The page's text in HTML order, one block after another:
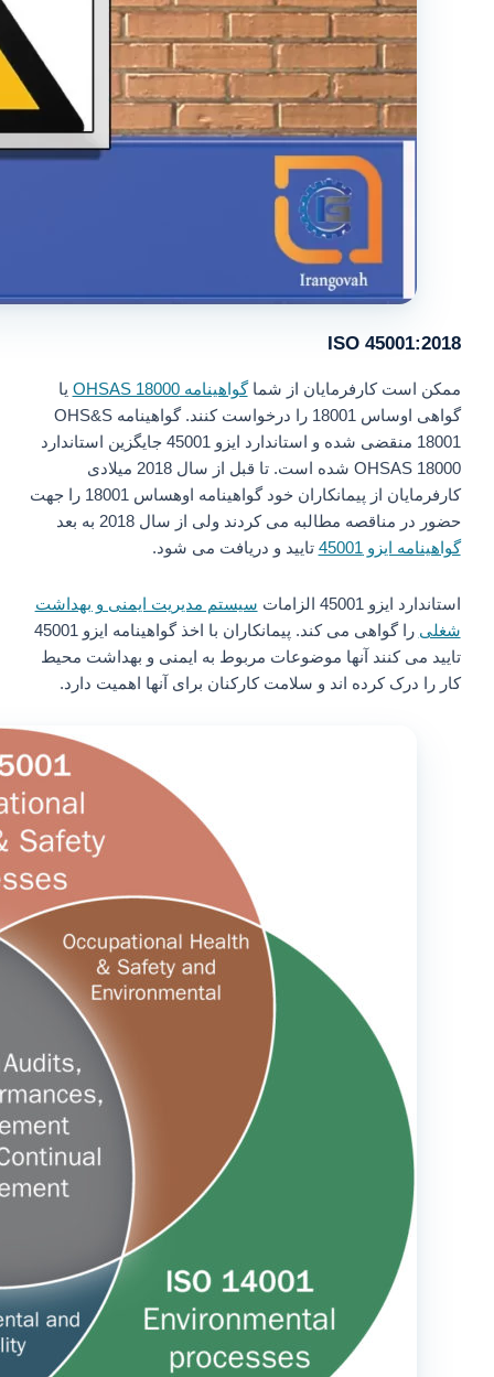
ISO 45001:2018
ممکن است کارفرمایان از شماگواهینامه OHSAS 18000
یا
گواهی اوساس 18001 را درخواست کنند. گواهینامه OHS&S
18001 منقضی شده و استاندارد ایزو 45001 جایگزین استاندارد
OHSAS 18000 شده است. تا قبل از سال 2018 میلادی
کارفرمایان از پیمانکاران خود گواهینامه اوهساس 18001 را جهت
حضور در مناقصه مطالبه می کردند ولی از سال 2018 به بعد
گواهینامه ایزو 45001
تایید و دریافت می شود.
استاندارد ایزو 45001 الزامات
سیستم مدیریت ایمنی و بهداشت
شغلی
را گواهی می کند. پیمانکاران با اخذ گواهینامه ایزو 45001
تایید می کنند آنها موضوعات مربوط به ایمنی و بهداشت محیط
کار را درک کرده اند و سلامت کارکنان برای آنها اهمیت دارد.